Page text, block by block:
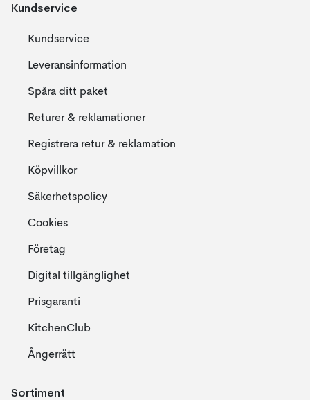
Kundservice
Kundservice
Leveransinformation
Spåra ditt paket
Returer & reklamationer
Registrera retur & reklamation
Köpvillkor
Säkerhetspolicy
Cookies
Företag
Digital tillgänglighet
Prisgaranti
KitchenClub
Ångerrätt
Sortiment